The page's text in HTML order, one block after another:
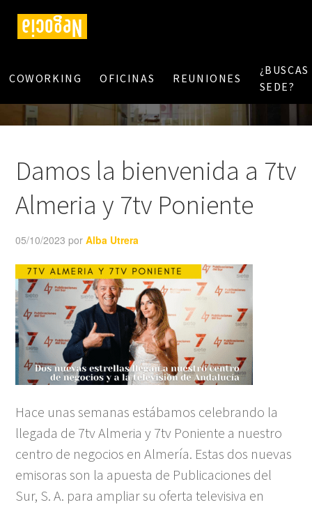
COWORKING OFICINAS REUNIONES
¿BUSCAS
SEDE?
Damos la bienvenida a 7tv
Almeria y 7tv Poniente
05/10/2023 porAlba Utrera
Hace unas semanas estábamos celebrando la
llegada de 7tv Almeria y 7tv Poniente a nuestro
centro de negocios en Almería. Estas dos nuevas
emisoras son la apuesta de Publicaciones del
Sur, S. A. para ampliar su oferta televisiva en